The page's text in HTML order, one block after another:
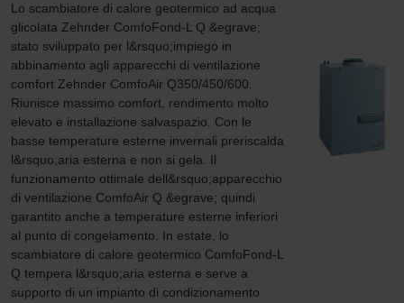
Lo scambiatore di calore geotermico ad acqua
glicolata Zehnder ComfoFond-L Q &egrave;
stato sviluppato per l&rsquo;impiego in
abbinamento agli apparecchi di ventilazione
comfort Zehnder ComfoAir Q350/450/600.
Riunisce massimo comfort, rendimento molto
elevato e installazione salvaspazio. Con le
basse temperature esterne invernali preriscalda
l&rsquo;aria esterna e non si gela. Il
funzionamento ottimale dell&rsquo;apparecchio
di ventilazione ComfoAir Q &egrave; quindi
garantito anche a temperature esterne inferiori
al punto di congelamento. In estate, lo
scambiatore di calore geotermico ComfoFond-L
Q tempera l&rsquo;aria esterna e serve a
supporto di un impianto di condizionamento